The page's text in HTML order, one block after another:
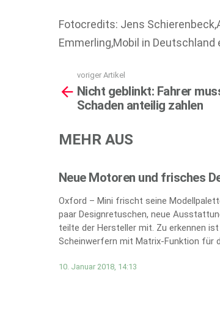
Fotocredits: Jens
Emmerling,Mobil in Deutschland
more
voriger Artikel
Nicht geblinkt: Fahrer
Schaden anteilig zahlen
MEHR AUS
Neue Motoren und frisches
Oxford – Mini frischt seine
paar Designretuschen, neue
teilte der Hersteller mit. Zu erkennen
Scheinwerfern mit Matrix-Funktion für
10. Januar 2018, 14:13